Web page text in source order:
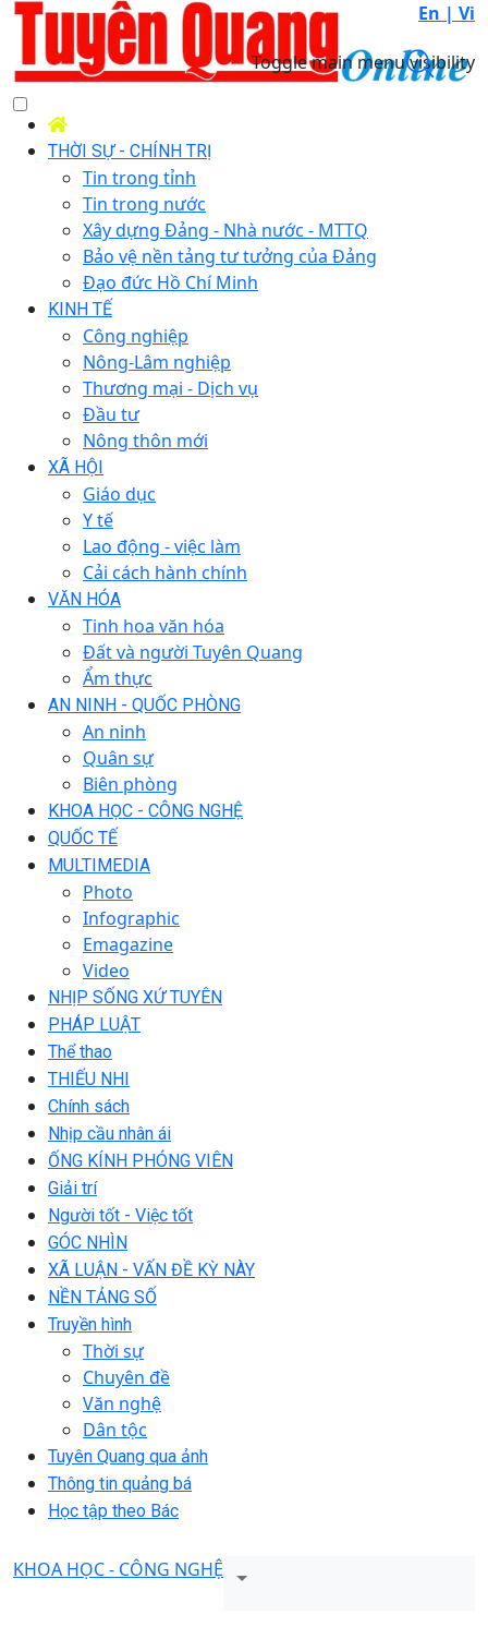
En | Vi
Toggle main menu visibility
THỜI SỰ - CHÍNH TRỊ
Tin trong tỉnh
Tin trong nước
Xây dựng Đảng - Nhà nước - MTTQ
Bảo vệ nền tảng tư tưởng của Đảng
Đạo đức Hồ Chí Minh
KINH TẾ
Công nghiệp
Nông-Lâm nghiệp
Thương mại - Dịch vụ
Đầu tư
Nông thôn mới
XÃ HỘI
Giáo dục
Y tế
Lao động - việc làm
Cải cách hành chính
VĂN HÓA
Tinh hoa văn hóa
Đất và người Tuyên Quang
Ẩm thực
AN NINH - QUỐC PHÒNG
An ninh
Quân sự
Biên phòng
KHOA HỌC - CÔNG NGHỆ
QUỐC TẾ
MULTIMEDIA
Photo
Infographic
Emagazine
Video
NHỊP SỐNG XỨ TUYÊN
PHÁP LUẬT
Thể thao
THIẾU NHI
Chính sách
Nhịp cầu nhân ái
ỐNG KÍNH PHÓNG VIÊN
Giải trí
Người tốt - Việc tốt
GÓC NHÌN
XÃ LUẬN - VẤN ĐỀ KỲ NÀY
NỀN TẢNG SỐ
Truyền hình
Thời sự
Chuyên đề
Văn nghệ
Dân tộc
Tuyên Quang qua ảnh
Thông tin quảng bá
Học tập theo Bác
KHOA HỌC - CÔNG NGHỆ